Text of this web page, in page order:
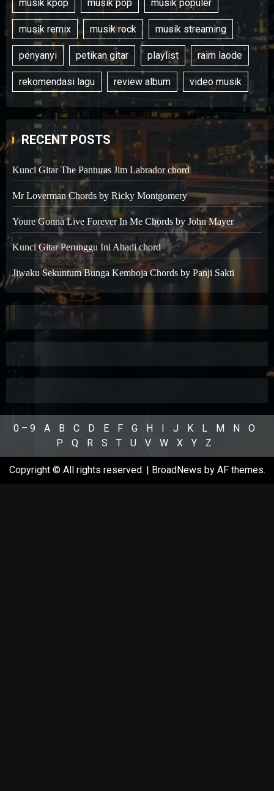
musik kpop musik pop musik populer
musik remix musik rock musik streaming
penyanyi petikan gitar playlist raim laode
rekomendasi lagu review album video musik
RECENT POSTS
Kunci Gitar The Panturas Jim Labrador chord
Mr Loverman Chords by Ricky Montgomery
Youre Gonna Live Forever In Me Chords by John Mayer
Kunci Gitar Perunggu Ini Abadi chord
Jiwaku Sekuntum Bunga Kemboja Chords by Panji Sakti
0 – 9 A B C D E F G H I J K L M N
O
P
Q R S T U V W X Y Z
Copyright © All rights reserved. | BroadNews by AF themes.